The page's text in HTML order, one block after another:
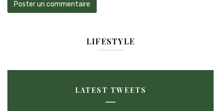
LIFESTYLE
LATEST TWEETS